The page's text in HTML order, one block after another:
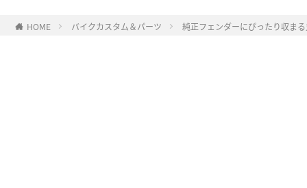
HOME バイクカスタム＆パーツ 純正フェンダーにぴったり収ま